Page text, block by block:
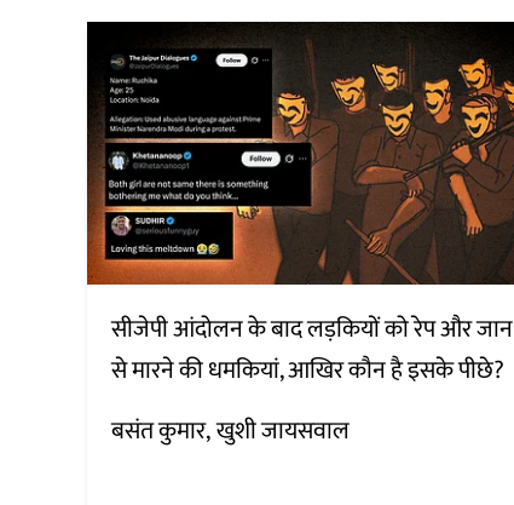
सीजेपी आंदोलन के बाद लड़कियों को रेप और जान
से मारने की धमकियां, आखिर कौन है इसके पीछे?
बसंत कुमार खुशी जायसवाल